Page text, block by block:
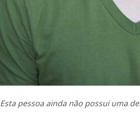
Esta pessoa ainda não possui uma